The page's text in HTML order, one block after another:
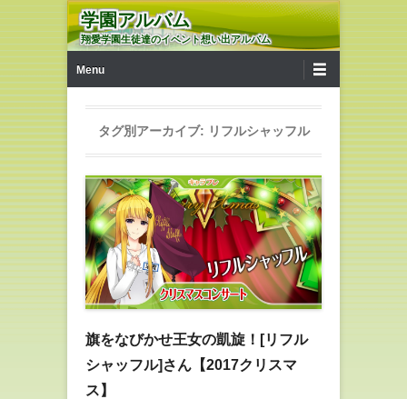
学園アルバム
翔愛学園生徒達のイベント想い出アルバム
Menu
タグ別アーカイブ: リフルシャッフル
旗をなびかせ王女の凱旋！[リフル
シャッフル]さん【2017クリスマ
ス】